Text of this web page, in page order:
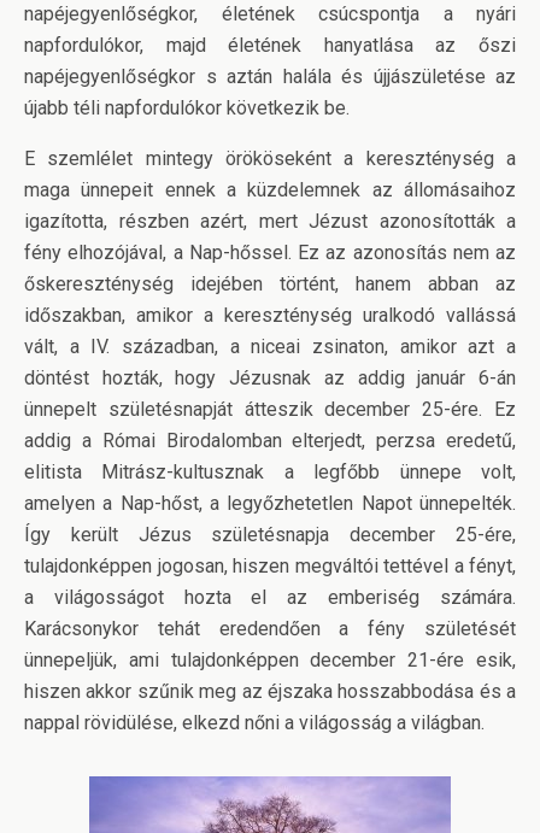
napéjegyenlőségkor, életének csúcspontja a nyári
napfordulókor, majd életének hanyatlása az őszi
napéjegyenlőségkor s aztán halála és újjászületése az
újabb téli napfordulókor következik be.
E szemlélet mintegy örököseként a kereszténység a
maga ünnepeit ennek a küzdelemnek az állomásaihoz
igazította, részben azért, mert Jézust azonosították a
fény elhozójával, a Nap-hőssel. Ez az azonosítás nem az
őskereszténység idejében történt, hanem abban az
időszakban, amikor a kereszténység uralkodó vallássá
vált, a IV. században, a niceai zsinaton, amikor azt a
döntést hozták, hogy Jézusnak az addig január 6-án
ünnepelt születésnapját átteszik december 25-ére. Ez
addig a Római Birodalomban elterjedt, perzsa eredetű,
elitista Mitrász-kultusznak a legfőbb ünnepe volt,
amelyen a Nap-hőst, a legyőzhetetlen Napot ünnepelték.
Így került Jézus születésnapja december 25-ére,
tulajdonképpen jogosan, hiszen megváltói tettével a fényt,
a világosságot hozta el az emberiség számára.
Karácsonykor tehát eredendően a fény születését
ünnepeljük, ami tulajdonképpen december 21-ére esik,
hiszen akkor szűnik meg az éjszaka hosszabbodása és a
nappal rövidülése, elkezd nőni a világosság a világban.